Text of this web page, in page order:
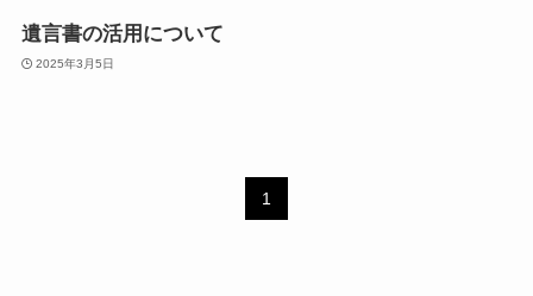
遺言書の活用について
2025年3月5日
1